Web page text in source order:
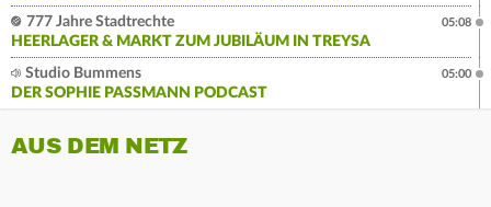
777 Jahre Stadtrechte
HEERLAGER & MARKT ZUM JUBILÄUM IN TREYSA
05:08
Studio Bummens
DER SOPHIE PASSMANN PODCAST
05:00
AUS DEM NETZ